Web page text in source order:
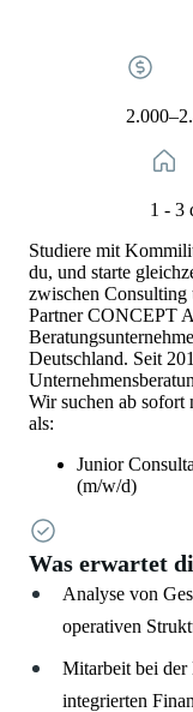
1 - 3
Studiere mit
du, und starte
zwischen Consulting
Partner CONCEPT
Deutschland. Seit
Wir suchen ab
als:
Junior
(m/w/d)
Was erwartet
Analyse von
operativen
Mitarbeit bei der
integrierten